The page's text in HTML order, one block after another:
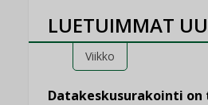
LUETUIMMAT
Viikko
Datakeskusurakointi